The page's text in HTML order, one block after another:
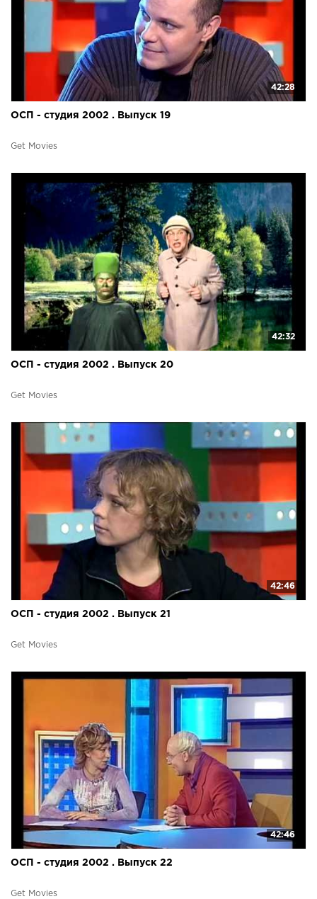
42:28
ОСП - студия 2002 . Выпуск 19
Get Movies
42:32
ОСП - студия 2002 . Выпуск 20
Get Movies
42:46
ОСП - студия 2002 . Выпуск 21
Get Movies
42:46
ОСП - студия 2002 . Выпуск 22
Get Movies